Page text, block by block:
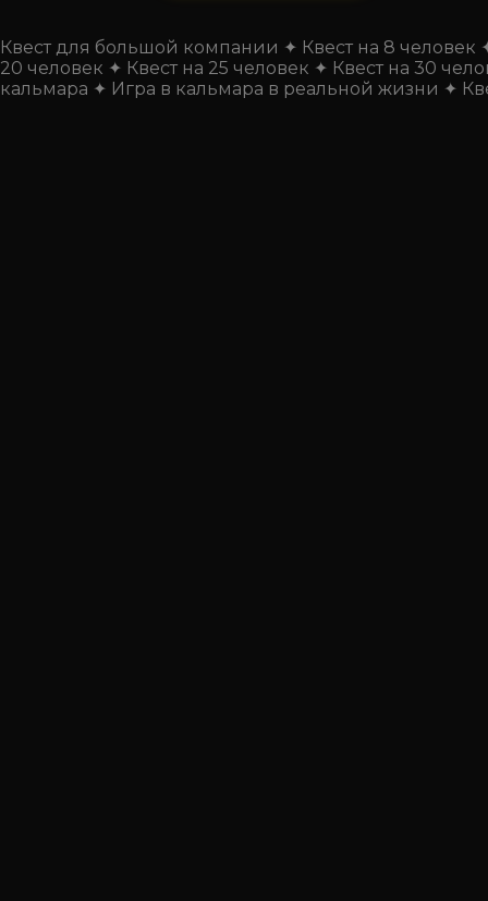
Квест для большой компании
Квест на 8 человек
20 человек
Квест на 25 человек
Квест на 30
кальмара
Игра в кальмара в реальной жизни